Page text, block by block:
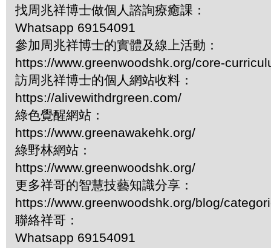
找周兆祥博士做個人諮詢療癒課：
Whatsapp 69154091
參加周兆祥博士的實體及線上活動：
https://www.greenwoodshk.org/core-
訪周兆祥博士的個人網站收料：
https://alivewithdrgreen.com/
綠色覺醒網站：
https://www.greenawakehk.org/
綠野林網站：
https://www.greenwoodshk.org/
更多祥哥的智慧技藝知識分享：
https://www.greenwoodshk.org/blog/
聯絡祥哥：
Whatsapp 69154091